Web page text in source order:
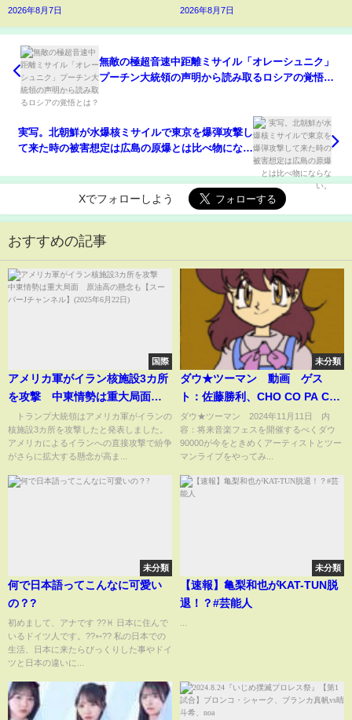
2026年8月7日 2026年8月7日
無敵の極超音速中距離ミサイル「オレーシュニク」
プーチン大統領の声明から読み取るロシアの覚悟と
実写。北朝鮮が水爆核ミサイルで東京を爆弾攻撃し
て来た時の被害想定は広島の原爆とは比べ物になら
Xでフォローしよう
おすすめの記事
国際
アメリカ軍がイラン核施設3カ所
を攻撃 中東情勢は重大局面
原油高の懸念も【スーパーJチャ
ンネル】(2025年6月22日)
トランプ大統領はアメリカ軍がイランの
核施設3カ所を攻撃したと発表しました。
アメリカによるイランへの直接攻撃で紛争
がさらに拡大する懸念が高ま...
未分類
ダウ★ツーマン 動画 ゲス
ト：佐藤勝利、CHO CO PA CO
CHO CO QUIN QUIN 11月11
日
ダウ★ツーマン 2024年11月11日 内
容：将来音楽フェスを開催するべくダウ
90000が今をときめくアーティストとツー
マンライブをやってみ...
未分類
何で日本語ってこんなに可愛い
の？?
初めまして、アナです ??♓️ 日本に住んで
いるドイツ人です。??➳?? 私の日本での
生活、日本に来たらびっくりした事やドイ
ツと日本の違いに...
未分類
【速報】亀梨和也がKAT-TUN脱
退！？#芸能人